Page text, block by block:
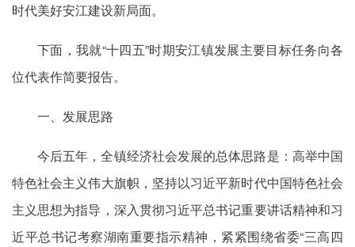
时代美好安江建设新局面。
下面，我就“十四五”时期安江镇发展主要目标任务向各
位代表作简要报告。
一、发展思路
今后五年，全镇经济社会发展的总体思路是：高举中国
特色社会主义伟大旗帜，坚持以习近平新时代中国特色社会
主义思想为指导，深入贯彻习近平总书记重要讲话精神和习
近平总书记考察湖南重要指示精神，紧紧围绕省委“三高四